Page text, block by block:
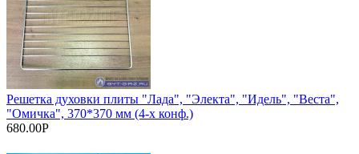
Решетка духовки плиты "Лада", "Электа", "Идель", "Веста",
"Омичка", 370*370 мм (4-х конф.)
680.00Р